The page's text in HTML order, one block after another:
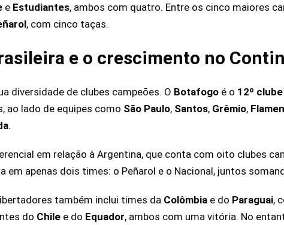
e Estudiantes, ambos com quatro. Entre os cinco maiores
, com cinco taças.
e o crescimento no
diversidade de clubes campeões. O Botafogo é o 12º
ao lado de equipes como São Paulo, Santos, Grêmio,
.
em relação à Argentina, que conta com oito clubes
em apenas dois times: o Peñarol e o Nacional, juntos
também inclui times da Colômbia e do Paraguai,
do Chile e do Equador, ambos com uma vitória. No